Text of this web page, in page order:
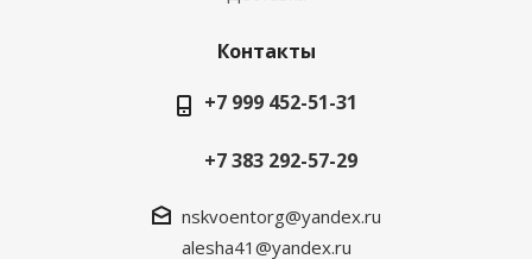
Контакты
+7 999 452-51-31
+7 383 292-57-29
nskvoentorg@yandex.ru
alesha41@yandex.ru